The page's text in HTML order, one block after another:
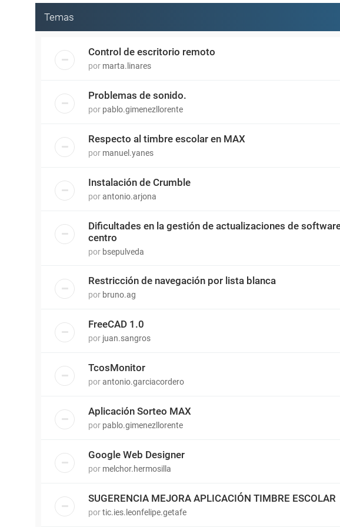
Temas
Control de escritorio remoto
por marta.linares
Problemas de sonido.
por pablo.gimenezllorente
Respecto al timbre escolar en MAX
por manuel.yanes
Instalación de Crumble
porantonio.arjona
Dificultades en la gestión de actualizaciones de
centro
por bsepulveda
Restricción de navegación por lista blanca
por bruno.ag
FreeCAD 1.0
por juan.sangros
TcosMonitor
porantonio.garciacordero
Aplicación Sorteo MAX
por pablo.gimenezllorente
Google Web Designer
por melchor.hermosilla
SUGERENCIA MEJORA APLICACIÓN TIMBRE ESCOLAR
portic.ies.leonfelipe.getafe